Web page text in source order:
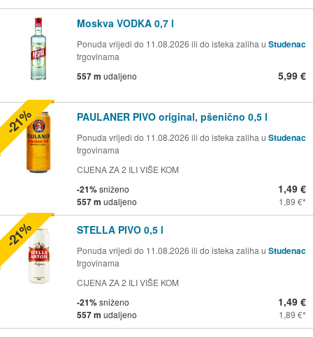
Moskva VODKA 0,7 l
Ponuda vrijedi do 11.08.2026 ili do isteka zaliha u Studenac
trgovinama
557 m udaljeno 5,99 €
PAULANER PIVO original, pšenično 0,5 l
Ponuda vrijedi do 11.08.2026 ili do isteka zaliha u Studenac
trgovinama
CIJENA ZA 2 ILI VIŠE KOM
-21%sniženo
557 m udaljeno
1,49 €
1,89 €
-21%
STELLA PIVO 0,5 l
Ponuda vrijedi do 11.08.2026 ili do isteka zaliha u Studenac
trgovinama
CIJENA ZA 2 ILI VIŠE KOM
-21%sniženo
557 m udaljeno
1,49 €
1,89 €
-21%